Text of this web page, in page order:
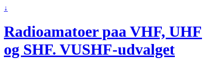
↓
Radioamatoer paa VHF, UHF
og SHF. VUSHF-udvalget